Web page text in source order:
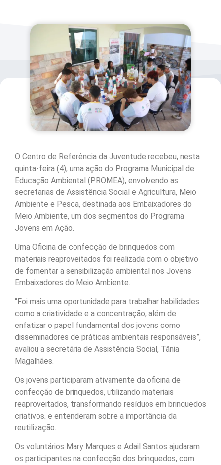
O Centro de Referência da Juventude recebeu, nesta
quinta-feira (4), uma ação do Programa Municipal de
Educação Ambiental (PROMEA), envolvendo as
secretarias de Assistência Social e Agricultura, Meio
Ambiente e Pesca, destinada aos Embaixadores do
Meio Ambiente, um dos segmentos do Programa
Jovens em Ação.
Uma Oficina de confecção de brinquedos com
materiais reaproveitados foi realizada com o objetivo
de fomentar a sensibilização ambiental nos Jovens
Embaixadores do Meio Ambiente.
“Foi mais uma oportunidade para trabalhar habilidades
como a criatividade e a concentração, além de
enfatizar o papel fundamental dos jovens como
disseminadores de práticas ambientais responsáveis”,
avaliou a secretária de Assistência Social, Tânia
Magalhães.
Os jovens participaram ativamente da oficina de
confecção de brinquedos, utilizando materiais
reaproveitados, transformando resíduos em brinquedos
criativos, e entenderam sobre a importância da
reutilização.
Os voluntários Mary Marques e Adail Santos ajudaram
os participantes na confecção dos brinquedos, com